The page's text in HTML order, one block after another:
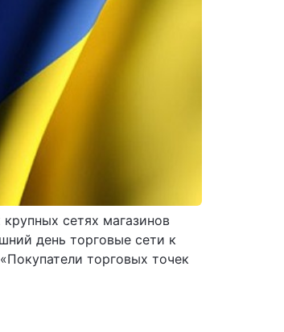
сетях магазинов
день торговые сети к
торговых точек